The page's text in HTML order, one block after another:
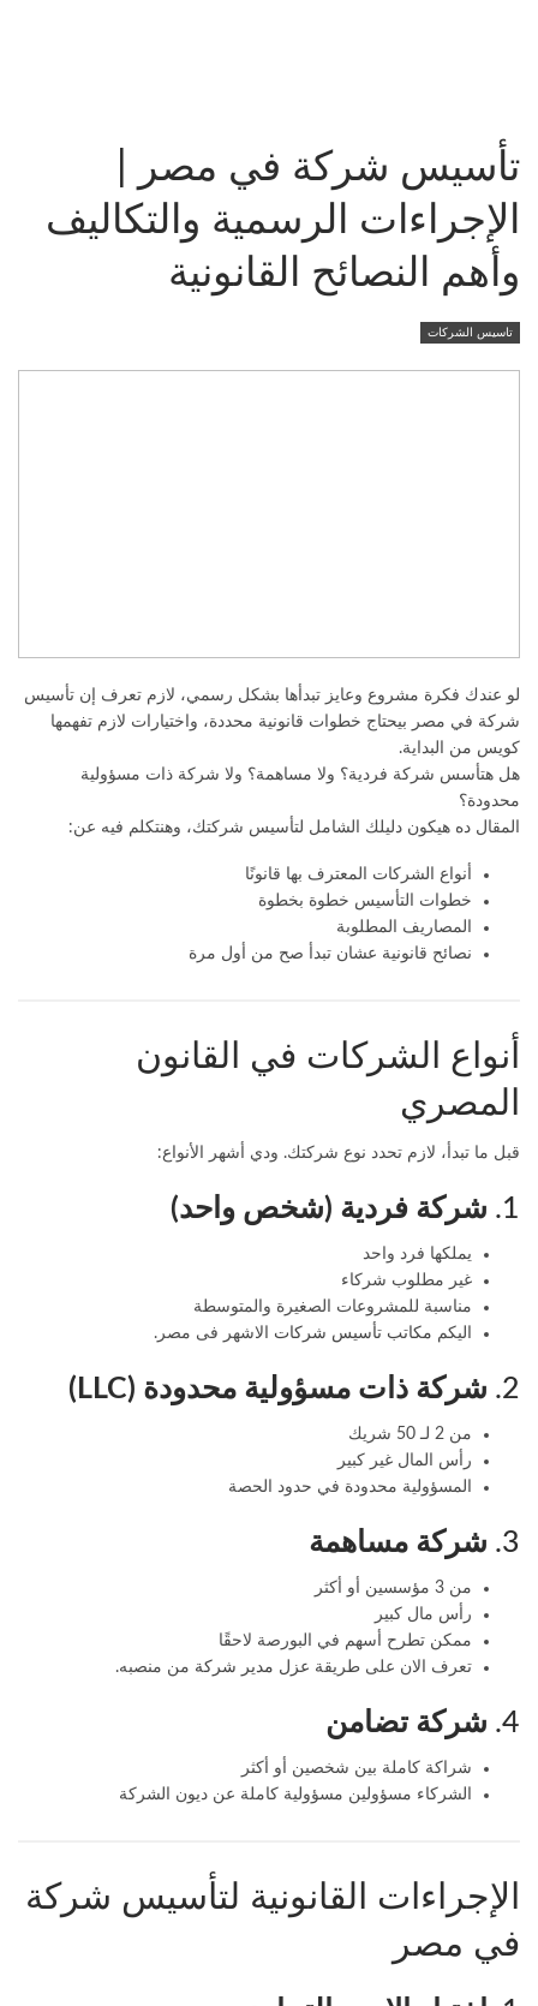
تأسيس شركة في مصر |
الإجراءات الرسمية والتكاليف
وأهم النصائح القانونية
تاسيس الشركات
لو عندك فكرة مشروع وعايز تبدأها بشكل رسمي، لازم تعرف إن تأسيس
شركة في مصر بيحتاج خطوات قانونية محددة، واختيارات لازم تفهمها
كويس من البداية.
هل هتأسس شركة فردية؟ ولا مساهمة؟ ولا شركة ذات مسؤولية
محدودة؟
المقال ده هيكون دليلك الشامل لتأسيس شركتك، وهنتكلم فيه عن:
أنواع الشركات المعترف بها قانونًا
خطوات التأسيس خطوة بخطوة
المصاريف المطلوبة
نصائح قانونية عشان تبدأ صح من أول مرة
أنواع الشركات في القانون
المصري
قبل ما تبدأ، لازم تحدد نوع شركتك. ودي أشهر الأنواع:
1. شركة فردية (شخص واحد)
يملكها فرد واحد
غير مطلوب شركاء
مناسبة للمشروعات الصغيرة والمتوسطة
اليكم مكاتب تأسيس شركات الاشهر فى مصر.
2. شركة ذات مسؤولية محدودة (LLC)
من 2 لـ 50 شريك
رأس المال غير كبير
المسؤولية محدودة في حدود الحصة
3. شركة مساهمة
من 3 مؤسسين أو أكثر
رأس مال كبير
ممكن تطرح أسهم في البورصة لاحقًا
تعرف الان على طريقة عزل مدير شركة من منصبه.
4. شركة تضامن
شراكة كاملة بين شخصين أو أكثر
الشركاء مسؤولين مسؤولية كاملة عن ديون الشركة
الإجراءات القانونية لتأسيس شركة
في مصر